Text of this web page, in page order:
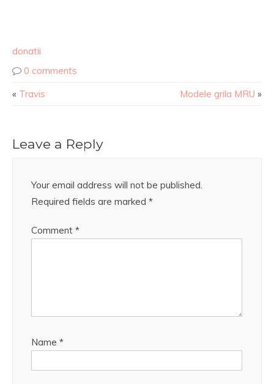
donatii
0 comments
« Travis Modele grila MRU »
Leave a Reply
Your email address will not be published.
Required fields are marked *
Comment *
Name *